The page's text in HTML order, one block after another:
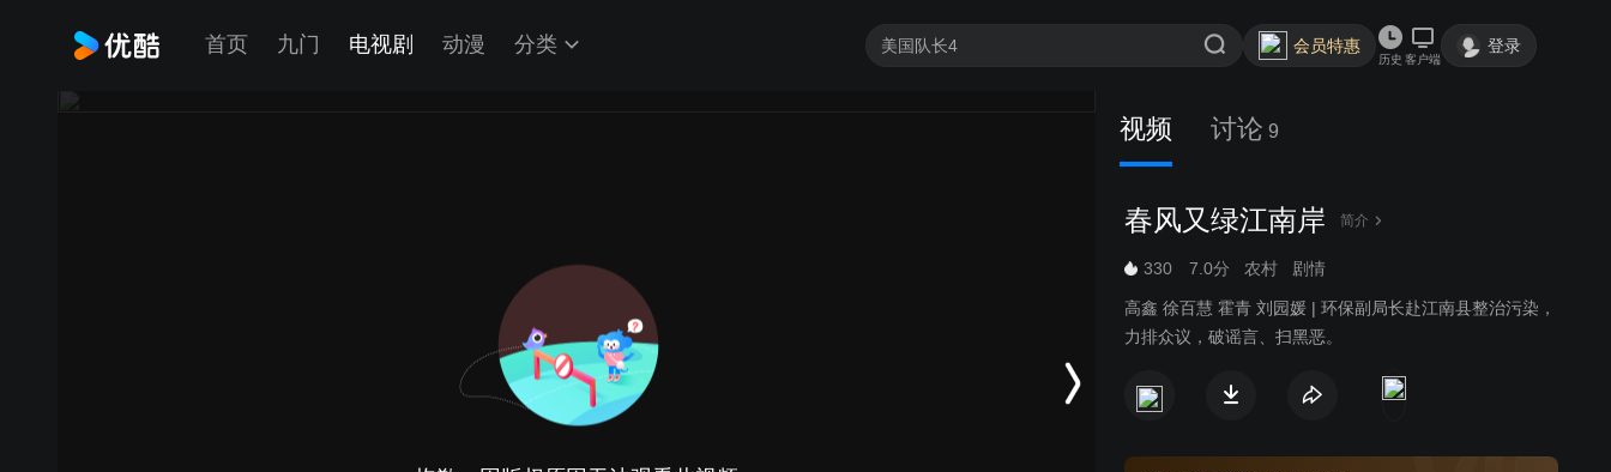
首页 九门 电视剧 动漫 分类 会员特惠
历史 客户端
登录
视频 讨论 9
春风又绿江南岸 简介
330 7.0分 农村 剧情
高鑫 徐百慧 霍青 刘园媛 | 环保副局长赴江南县整治污染，
力排众议，破谣言、扫黑恶。